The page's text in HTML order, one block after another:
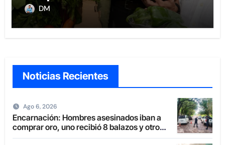
agricultura familiar
DM
Noticias Recientes
Ago 6, 2026
Encarnación: Hombres asesinados iban a
comprar oro, uno recibió 8 balazos y otro
uno en la boca